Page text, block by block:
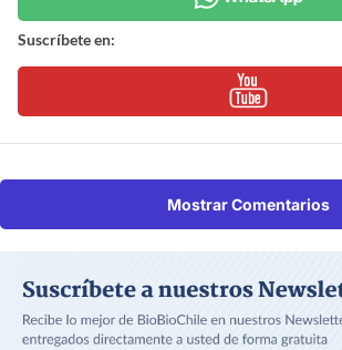
Suscríbete en:
Mostrar Comentarios